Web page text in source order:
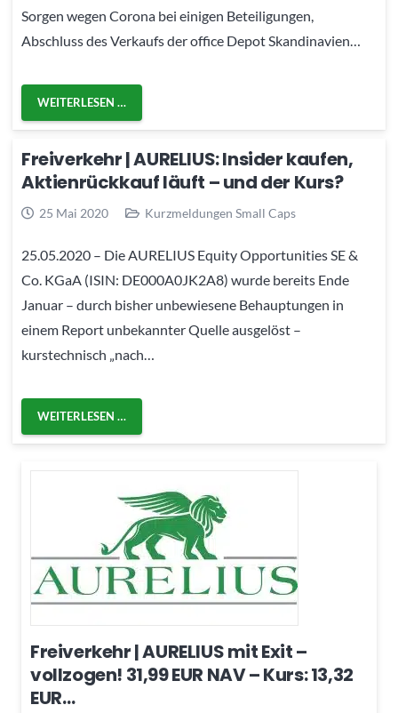
Sorgen wegen Corona bei einigen Beteiligungen,
Abschluss des Verkaufs der office Depot Skandinavien…
WEITERLESEN …
Freiverkehr | AURELIUS: Insider kaufen,
Aktienrückkauf läuft – und der Kurs?
25 Mai 2020 Kurzmeldungen Small Caps
25.05.2020 – Die AURELIUS Equity Opportunities SE &
Co. KGaA (ISIN: DE000A0JK2A8) wurde bereits Ende
Januar – durch bisher unbewiesene Behauptungen in
einem Report unbekannter Quelle ausgelöst –
kurstechnisch „nach…
WEITERLESEN …
Freiverkehr | AURELIUS mit Exit –
vollzogen! 31,99 EUR NAV – Kurs: 13,32
EUR…